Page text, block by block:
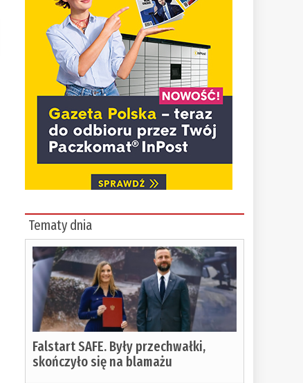
Tematy dnia
Falstart SAFE. Były przechwałki,
skończyło się na blamażu